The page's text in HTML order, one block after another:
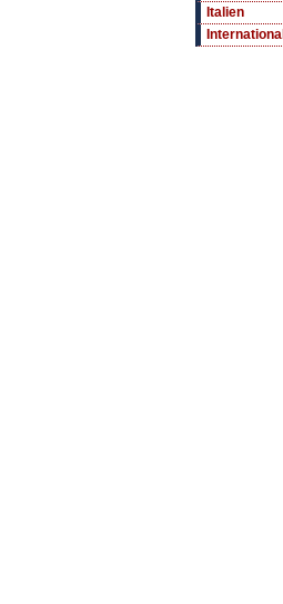
Italien
International